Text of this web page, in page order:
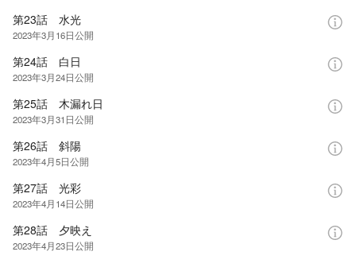
第23話 水光
2023年3月16日公開
第24話 白日
2023年3月24日公開
第25話 木漏れ日
2023年3月31日公開
第26話 斜陽
2023年4月5日公開
第27話 光彩
2023年4月14日公開
第28話 夕映え
2023年4月23日公開